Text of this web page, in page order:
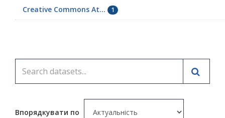
Creative Commons At... 1
Впорядкувати по